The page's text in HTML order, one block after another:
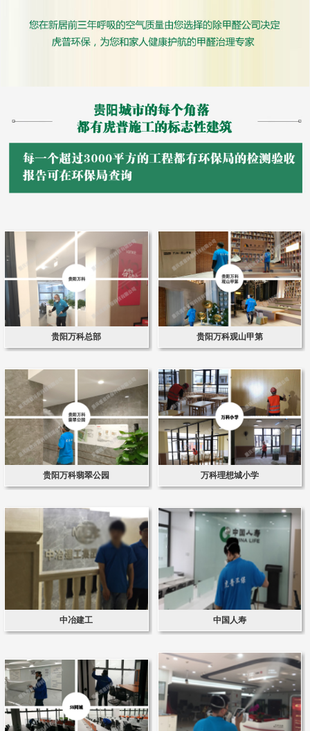
贵阳万科总部 贵阳万科观山甲第
贵阳万科翡翠公园 万科理想城小学
中冶建工 中国人寿